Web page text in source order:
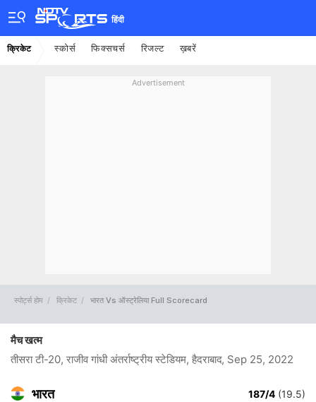
हिंदी
क्रिकेट स्कोर्स फिक्सचर्स रिजल्ट ख़बरें
Advertisement
स्पोर्ट्स होम क्रिकेट भारत Vs ऑस्ट्रेलिया Full Scorecard
मैच खत्म
तीसरा टी-20, राजीव गांधी अंतर्राष्ट्रीय स्टेडियम, हैदराबाद, Sep 25, 2022
भारत 187/4 (19.5)